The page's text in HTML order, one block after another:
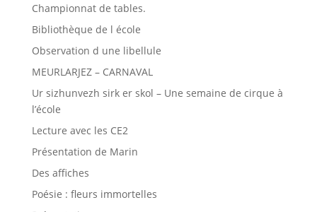
Championnat de tables.
Bibliothèque de l école
Observation d une libellule
MEURLARJEZ – CARNAVAL
Ur sizhunvezh sirk er skol – Une semaine de cirque à
l’école
Lecture avec les CE2
Présentation de Marin
Des affiches
Poésie : fleurs immortelles